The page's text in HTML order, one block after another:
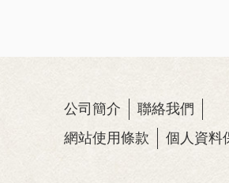
公司簡介
聯絡我們
網站使用條款
個人資料